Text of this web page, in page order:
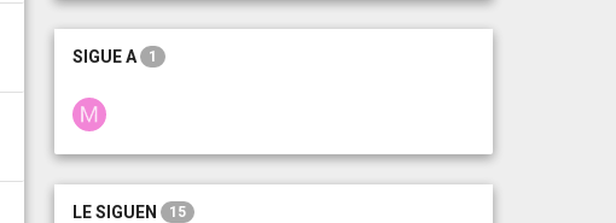
SIGUE A 1
LE SIGUEN 15